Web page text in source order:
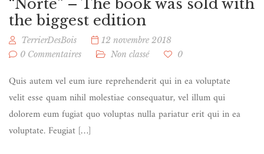
“Norte” – The book was sold with
the biggest edition
TerrierDesBois
12 novembre 2018
0 Commentaires
Non classé 0
Quis autem vel eum iure reprehenderit qui in ea voluptate
velit esse quam nihil molestiae consequatur, vel illum qui
dolorem eum fugiat quo voluptas nulla pariatur erit qui in ea
voluptate. Feugiat […]